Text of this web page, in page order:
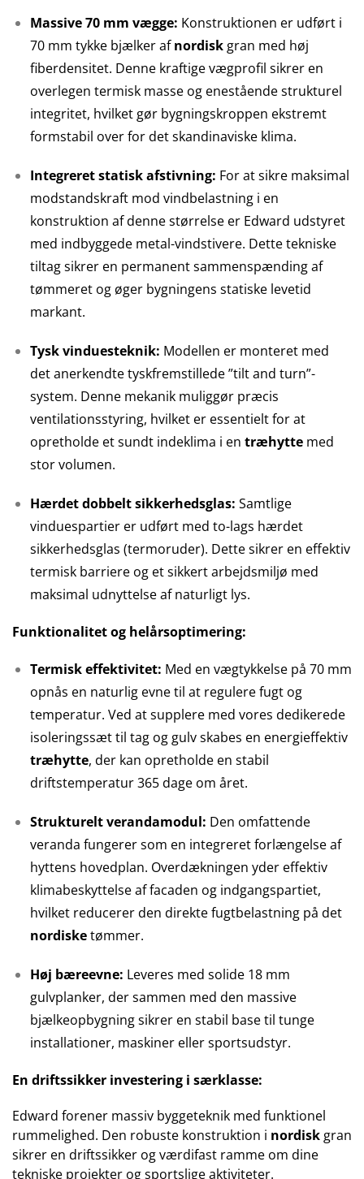
Massive 70 mm vægge: Konstruktionen er udført i
70 mm tykke bjælker afnordiskgran med høj
fiberdensitet. Denne kraftige vægprofil sikrer en
overlegen termisk masse og enestående strukturel
integritet, hvilket gør bygningskroppen ekstremt
formstabil over for det skandinaviske klima.
Integreret statisk afstivning: For at sikre maksimal
modstandskraft mod vindbelastning i en
konstruktion af denne størrelse er Edward udstyret
med indbyggede metal-vindstivere. Dette tekniske
tiltag sikrer en permanent sammenspænding af
tømmeret og øger bygningens statiske levetid
markant.
Tysk vinduesteknik: Modellen er monteret med
det anerkendte tyskfremstillede ”tilt and turn”-
system. Denne mekanik muliggør præcis
ventilationsstyring, hvilket er essentielt for at
opretholde et sundt indeklima i en træhytte med
stor volumen.
Hærdet dobbelt sikkerhedsglas: Samtlige
vinduespartier er udført med to-lags hærdet
sikkerhedsglas (termoruder). Dette sikrer en effektiv
termisk barriere og et sikkert arbejdsmiljø med
maksimal udnyttelse af naturligt lys.
Funktionalitet og helårsoptimering:
Termisk effektivitet: Med en vægtykkelse på 70 mm
opnås en naturlig evne til at regulere fugt og
temperatur. Ved at supplere med vores dedikerede
isoleringssæt til tag og gulv skabes en energieffektiv
træhytte, der kan opretholde en stabil
driftstemperatur 365 dage om året.
Strukturelt verandamodul: Den omfattende
veranda fungerer som en integreret forlængelse af
hyttens hovedplan. Overdækningen yder effektiv
klimabeskyttelse af facaden og indgangspartiet,
hvilket reducerer den direkte fugtbelastning på det
nordisketømmer.
Høj bæreevne: Leveres med solide 18 mm
gulvplanker, der sammen med den massive
bjælkeopbygning sikrer en stabil base til tunge
installationer, maskiner eller sportsudstyr.
En driftssikker investering i særklasse:
Edward forener massiv byggeteknik med funktionel
rummelighed. Den robuste konstruktion i nordiskgran
sikrer en driftssikker og værdifast ramme om dine
tekniske projekter og sportslige aktiviteter.